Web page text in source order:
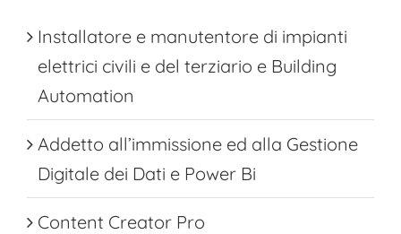
Installatore e manutentore di impianti
elettrici civili e del terziario e Building
Automation
Addetto all’immissione ed alla Gestione
Digitale dei Dati e Power Bi
Content Creator Pro